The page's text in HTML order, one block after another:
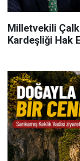
Milletvekili
Kardeşliği Hak